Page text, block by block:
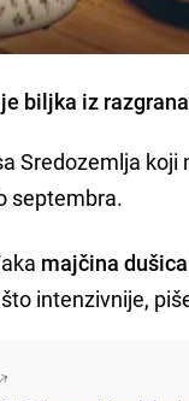
biljka iz
Sredozemlja
septembra.
majčina dušica
intenzivnije,